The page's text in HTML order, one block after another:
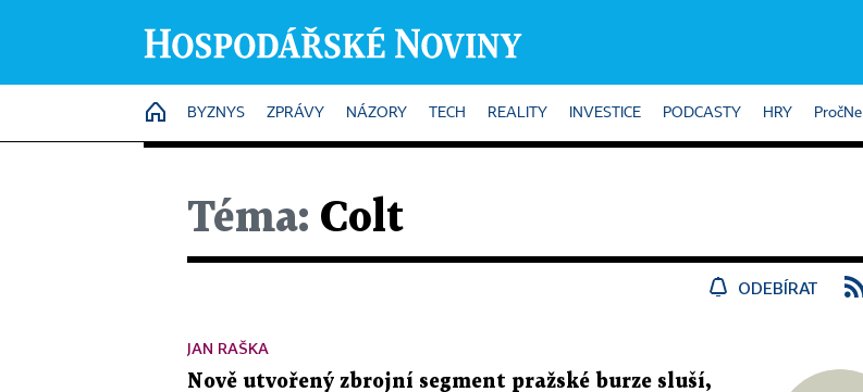
HOME
BYZNYS ZPRÁVY NÁZORY TECH REALITY INVESTICE PODCASTY HRY PročNe
Téma: Colt
ODEBÍRAT
JAN RAŠKA
Nově utvořený zbrojní segment pražské burze sluší,